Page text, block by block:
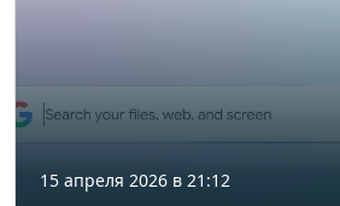
15 апреля 2026 в 21:12